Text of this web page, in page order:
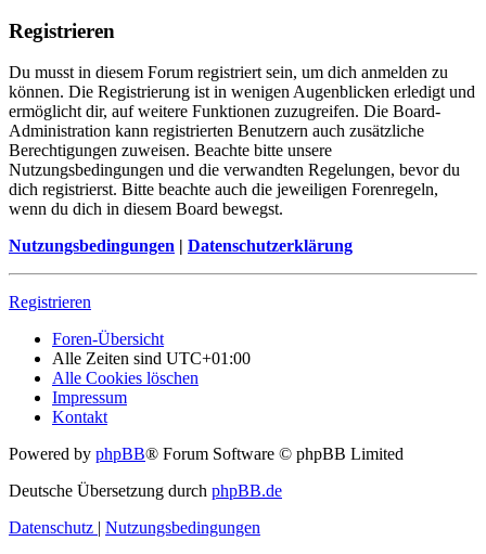
Registrieren
Du musst in diesem Forum registriert sein, um dich anmelden zu
können. Die Registrierung ist in wenigen Augenblicken erledigt und
ermöglicht dir, auf weitere Funktionen zuzugreifen. Die Board-
Administration kann registrierten Benutzern auch zusätzliche
Berechtigungen zuweisen. Beachte bitte unsere
Nutzungsbedingungen und die verwandten Regelungen, bevor du
dich registrierst. Bitte beachte auch die jeweiligen Forenregeln,
wenn du dich in diesem Board bewegst.
Nutzungsbedingungen | Datenschutzerklärung
Registrieren
Foren-Übersicht
Alle Zeiten sind UTC+01:00
Alle Cookies löschen
Impressum
Kontakt
Powered by phpBB® Forum Software © phpBB Limited
Deutsche Übersetzung durch phpBB.de
Datenschutz | Nutzungsbedingungen